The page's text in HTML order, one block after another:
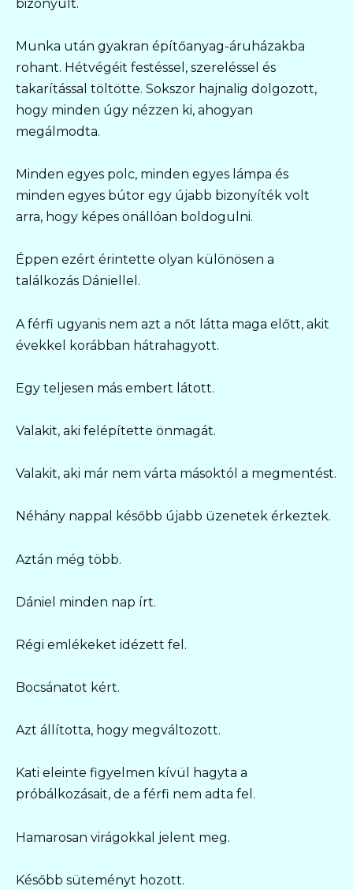
bizonyult.
Munka után gyakran építőanyag-áruházakba
rohant. Hétvégéit festéssel, szereléssel és
takarítással töltötte. Sokszor hajnalig dolgozott,
hogy minden úgy nézzen ki, ahogyan
megálmodta.
Minden egyes polc, minden egyes lámpa és
minden egyes bútor egy újabb bizonyíték volt
arra, hogy képes önállóan boldogulni.
Éppen ezért érintette olyan különösen a
találkozás Dániellel.
A férfi ugyanis nem azt a nőt látta maga előtt, akit
évekkel korábban hátrahagyott.
Egy teljesen más embert látott.
Valakit, aki felépítette önmagát.
Valakit, aki már nem várta másoktól a megmentést.
Néhány nappal később újabb üzenetek érkeztek.
Aztán még több.
Dániel minden nap írt.
Régi emlékeket idézett fel.
Bocsánatot kért.
Azt állította, hogy megváltozott.
Kati eleinte figyelmen kívül hagyta a
próbálkozásait, de a férfi nem adta fel.
Hamarosan virágokkal jelent meg.
Később süteményt hozott.